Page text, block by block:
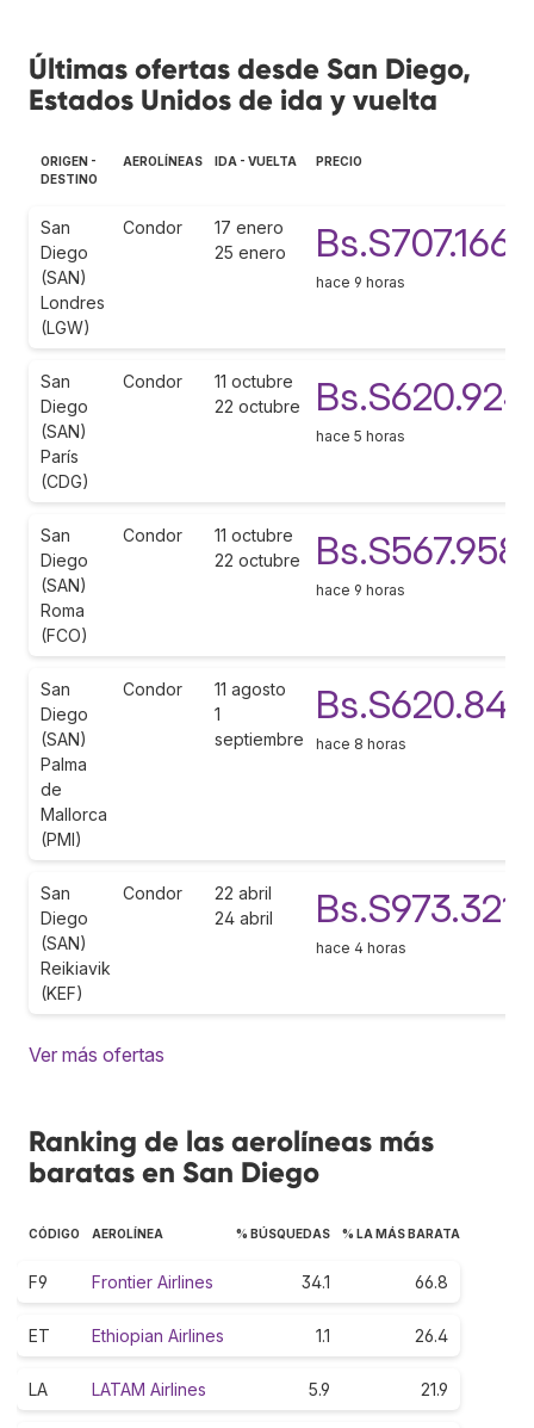
Últimas ofertas desde San Diego,
Estados Unidos de ida y vuelta
ORIGEN -
DESTINO
AEROLÍNEAS IDA - VUELTA PRECIO
San
Diego
(SAN)
Londres
(LGW)
Condor
17 enero
25 enero
Bs.S707.166
hace 9 horas
San
Diego
(SAN)
París
(CDG)
Condor
11 octubre
22 octubre
Bs.S620.924
hace 5 horas
San
Diego
(SAN)
Roma
(FCO)
Condor
11 octubre
22 octubre
Bs.S567.958
hace 9 horas
San
Diego
(SAN)
Palma
de
Mallorca
(PMI)
Condor
11 agosto
1
septiembre
Bs.S620.841
hace 8 horas
San
Diego
(SAN)
Reikiavik
(KEF)
Condor
22 abril
24 abril
Bs.S973.321
hace 4 horas
Ver más ofertas
Ranking de las aerolíneas más
baratas en San Diego
CÓDIGO AEROLÍNEA % BÚSQUEDAS % LA MÁS BARATA
F9 Frontier Airlines 34.1 66.8
ET Ethiopian Airlines 1.1 26.4
LA LATAM Airlines 5.9 21.9